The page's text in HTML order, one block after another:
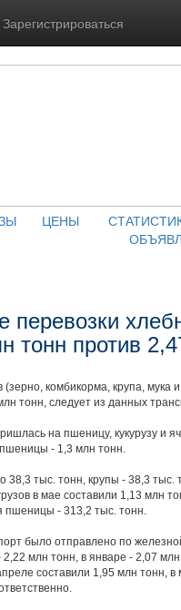
Зарегистрироваться
ЦЕНЫ
перевозки
тонн против
комбикорма, крупа, мука
тонн, следует из данных
на пшеницу, кукурузу и
- 1,3 млн тонн.
38,3 тыс. тонн, крупы - 38,3 тыс.
в мае составили 1,13 млн
пшеницы - 313,2 тыс. тонн.
было отправлено по
млн тонн, в январе - 2,07
составили 1,95 млн тонн,